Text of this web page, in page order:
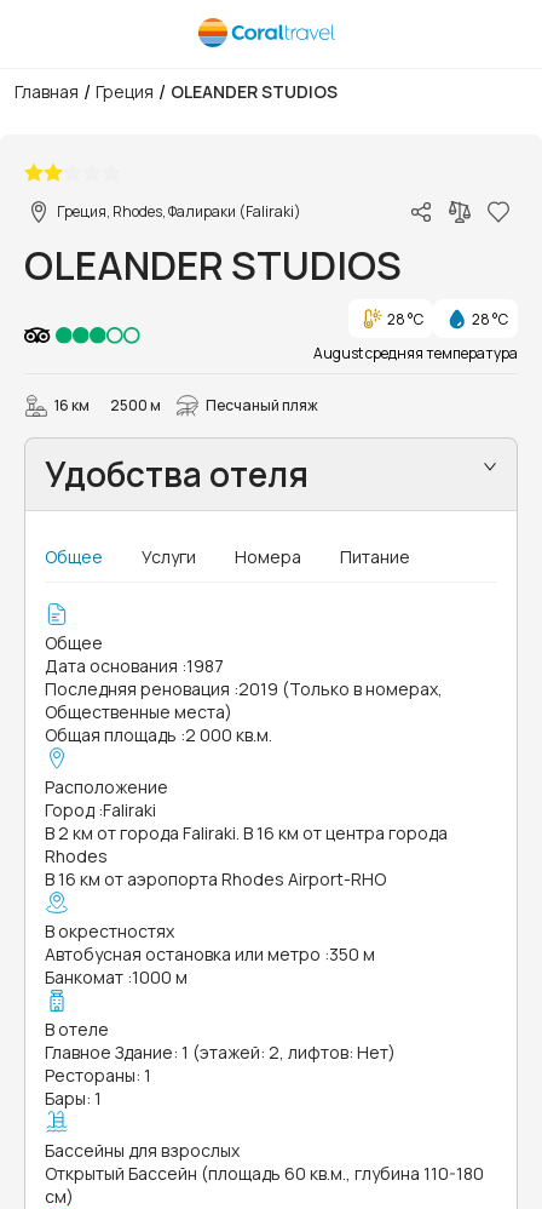
Главная / Греция / OLEANDER STUDIOS
Греция, Rhodes, Фалираки (Faliraki)
OLEANDER STUDIOS
28 °C
28 °C
August средняя температура
16 км 2500 м Песчаный пляж
Удобства отеля
Общее Услуги Номера Питание
Общее
Дата основания :1987
Последняя реновация :2019 (Только в номерах,
Общественные места)
Общая площадь :2 000 кв.м.
Расположение
Город :Faliraki
В 2 км от города Faliraki. В 16 км от центра города
Rhodes
В 16 км от аэропорта Rhodes Airport-RHO
В окрестностях
Автобусная остановка или метро :350 м
Банкомат :1000 м
В отеле
Главное Здание: 1 (этажей: 2, лифтов: Нет)
Рестораны: 1
Бары: 1
Бассейны для взрослых
Открытый Бассейн (площадь 60 кв.м., глубина 110-180
см)